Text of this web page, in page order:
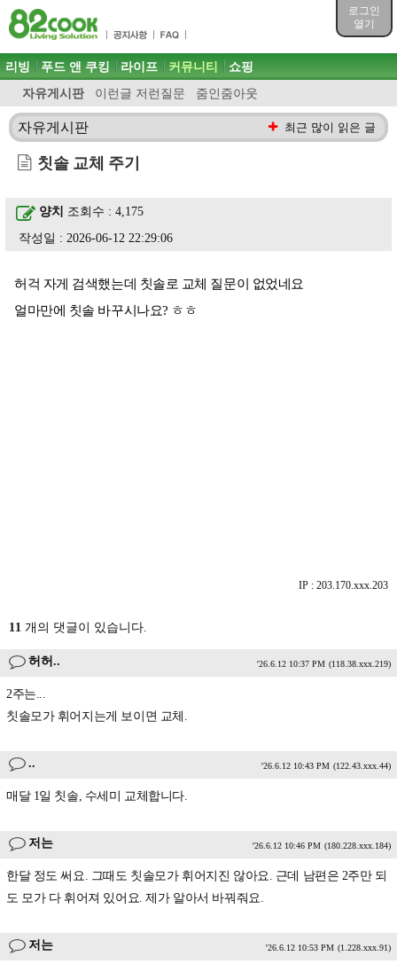
로그인
열기
목차
주메뉴 바로가기
컨텐츠 바로가기
검색 바로가기
로그인 바로가기
주메뉴
리빙 푸드 앤 쿠킹 라이프 커뮤니티
자유게시판 이런글 저런질문 줌인줌아웃
쇼핑
자유게시판 최근 많이 읽은 글
칫솔 교체 주기
양치 조회수 : 4,175
작성일 : 2026-06-12 22:29:06
허걱 자게 검색했는데 칫솔로 교체 질문이 없었네요
얼마만에 칫솔 바꾸시나요? ㅎㅎ
IP : 203.170.xxx.203
11 개의 댓글이 있습니다.
허허.. '26.6.12 10:37 PM (118.38.xxx.219)
2주는...
칫솔모가 휘어지는게 보이면 교체.
.. '26.6.12 10:43 PM (122.43.xxx.44)
매달 1일 칫솔, 수세미 교체합니다.
저는 '26.6.12 10:46 PM (180.228.xxx.184)
한달 정도 써요. 그때도 칫솔모가 휘어지진 않아요. 근데 남편은 2주만 되
도 모가 다 휘어져 있어요. 제가 알아서 바꿔줘요.
저는 '26.6.12 10:53 PM (1.228.xxx.91)